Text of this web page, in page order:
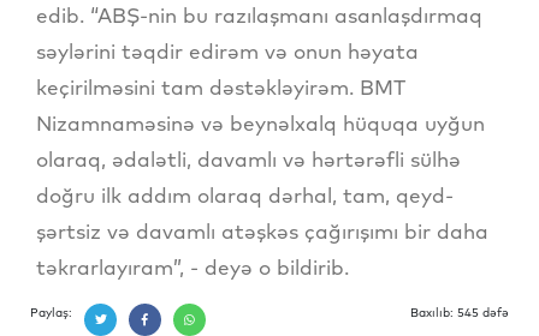
edib. “ABŞ-nin bu razılaşmanı asanlaşdırmaq
səylərini təqdir edirəm və onun həyata
keçirilməsini tam dəstəkləyirəm. BMT
Nizamnaməsinə və beynəlxalq hüquqa uyğun
olaraq, ədalətli, davamlı və hərtərəfli sülhə
doğru ilk addım olaraq dərhal, tam, qeyd-
şərtsiz və davamlı atəşkəs çağırışımı bir daha
təkrarlayıram”, - deyə o bildirib.
Paylaş: Baxılıb: 545 dəfə